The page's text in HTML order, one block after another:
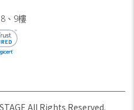
、9樓
All Rights Reserved.